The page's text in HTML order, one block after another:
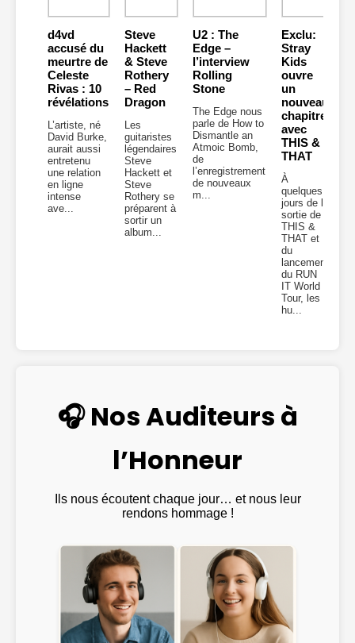
d4vd
accusé du
meurtre de
Celeste
Rivas : 10
révélations
L’artiste, né
David Burke,
aurait aussi
entretenu
une relation
en ligne
intense
ave...
Steve
Hackett
& Steve
Rothery
– Red
Dragon
Les
guitaristes
légendaires
Steve
Hackett et
Steve
Rothery se
préparent à
sortir un
album...
U2 : The
Edge –
l’interview
Rolling
Stone
The Edge nous
parle de How to
Dismantle an
Atmoic Bomb,
de
l’enregistrement
de nouveaux
m...
Exclu:
Stray
Kids
ouvre
un
nouveau
chapitre
avec
THIS &
THAT
À
quelques
jours de la
sortie de
THIS &
THAT et
du
lancement
du RUN
IT World
Tour, les
hu...
🎧 Nos Auditeurs à
l’Honneur
Ils nous écoutent chaque jour… et nous leur
rendons hommage !